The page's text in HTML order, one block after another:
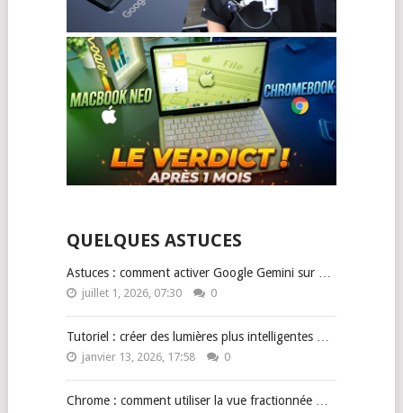
QUELQUES ASTUCES
Astuces : comment activer Google Gemini sur …
juillet 1, 2026, 07:30 0
Tutoriel : créer des lumières plus intelligentes …
janvier 13, 2026, 17:58 0
Chrome : comment utiliser la vue fractionnée …